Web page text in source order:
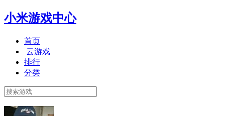
小米游戏中心
首页
云游戏
排行
分类